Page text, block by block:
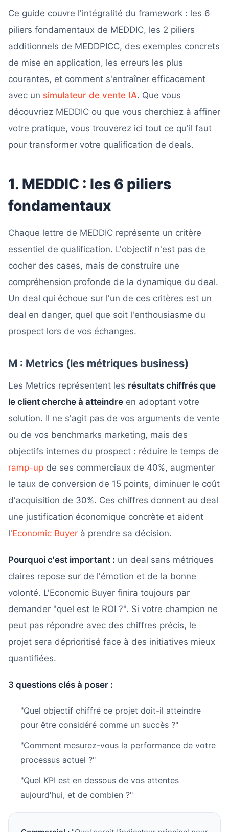
Ce guide couvre l'intégralité du framework : les 6
piliers fondamentaux de MEDDIC, les 2 piliers
additionnels de MEDDPICC, des exemples concrets
de mise en application, les erreurs les plus
courantes, et comment s'entraîner efficacement
avec un simulateur de vente IA. Que vous
découvriez MEDDIC ou que vous cherchiez à affiner
votre pratique, vous trouverez ici tout ce qu'il faut
pour transformer votre qualification de deals.
1. MEDDIC : les 6 piliers
fondamentaux
Chaque lettre de MEDDIC représente un critère
essentiel de qualification. L'objectif n'est pas de
cocher des cases, mais de construire une
compréhension profonde de la dynamique du deal.
Un deal qui échoue sur l'un de ces critères est un
deal en danger, quel que soit l'enthousiasme du
prospect lors de vos échanges.
M : Metrics (les métriques business)
Les Metrics représentent les résultats chiffrés que
le client cherche à atteindre en adoptant votre
solution. Il ne s'agit pas de vos arguments de vente
ou de vos benchmarks marketing, mais des
objectifs internes du prospect : réduire le temps de
ramp-up de ses commerciaux de 40%, augmenter
le taux de conversion de 15 points, diminuer le coût
d'acquisition de 30%. Ces chiffres donnent au deal
une justification économique concrète et aident
l'Economic Buyer à prendre sa décision.
Pourquoi c'est important : un deal sans métriques
claires repose sur de l'émotion et de la bonne
volonté. L'Economic Buyer finira toujours par
demander "quel est le ROI ?". Si votre champion ne
peut pas répondre avec des chiffres précis, le
projet sera déprioritisé face à des initiatives mieux
quantifiées.
3 questions clés à poser :
"Quel objectif chiffré ce projet doit-il atteindre
pour être considéré comme un succès ?"
"Comment mesurez-vous la performance de votre
processus actuel ?"
"Quel KPI est en dessous de vos attentes
aujourd'hui, et de combien ?"